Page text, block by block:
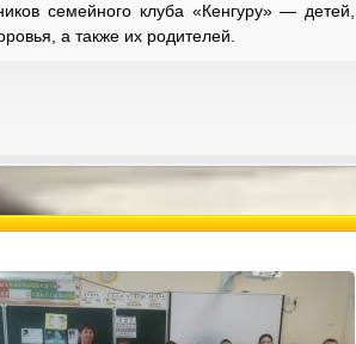
семейного клуба «Кенгуру» — детей,
а также их родителей.